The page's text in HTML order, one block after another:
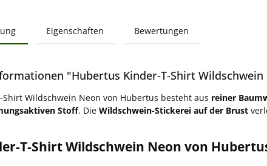
Eigenschaften Bewertungen
"Hubertus Kinder-T-Shirt Wildschwein
Shirt Wildschwein Neon von Hubertus besteht aus reiner
Stoff. Die Wildschwein-Stickerei auf der Brust
T-Shirt Wildschwein Neon von